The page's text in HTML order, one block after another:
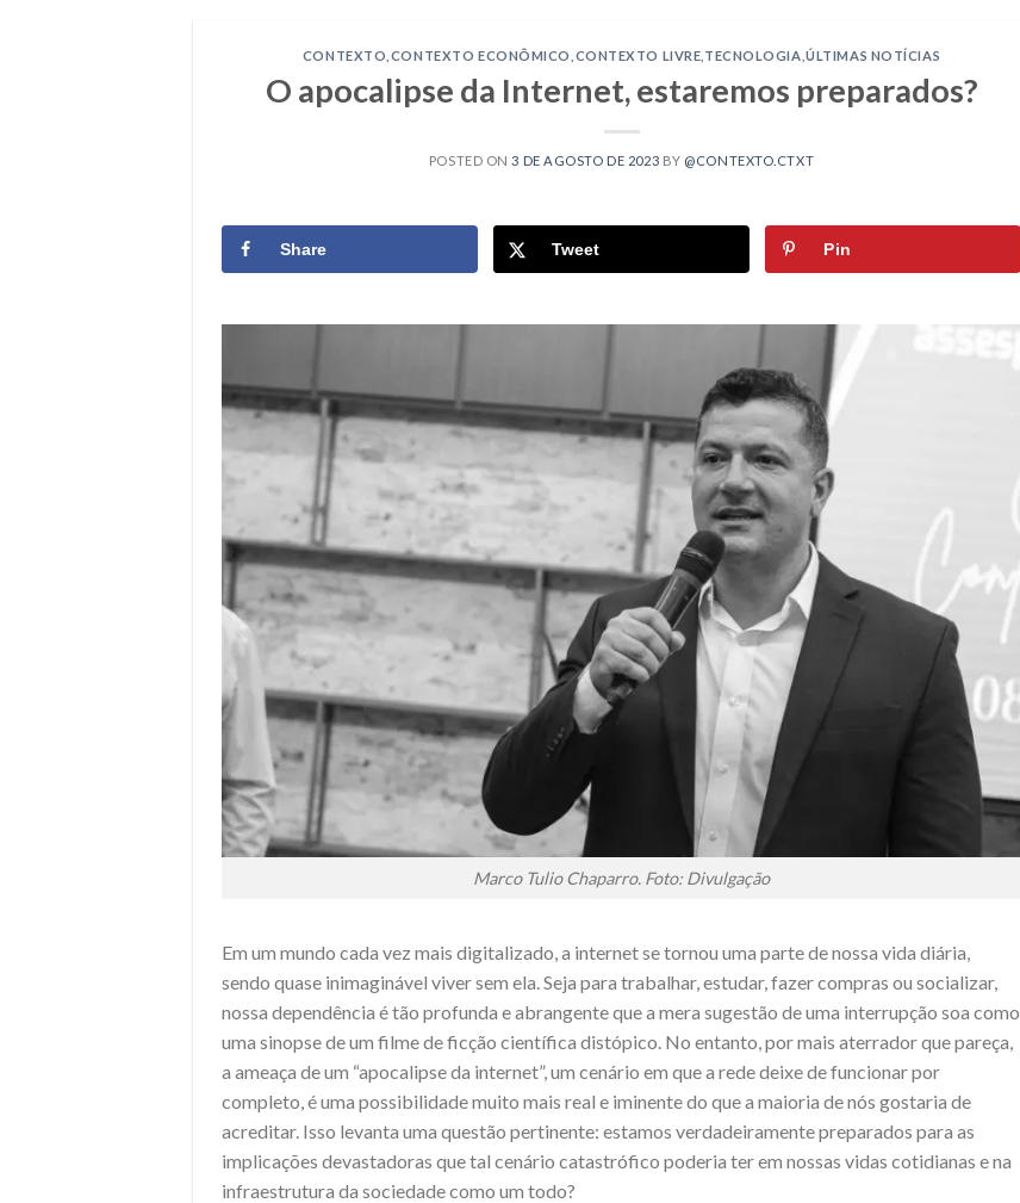
CONTEXTO CONTEXTO ECONÔMICO CONTEXTO LIVRE TECNOLOGIA ,ÚLTIMAS NOTÍCIAS
O apocalipse da Internet, estaremos preparados?
POSTED ON3 DE AGOSTO DE 2023 BY @CONTEXTO.CTXT
Share Tweet Pin
Marco Tulio Chaparro. Foto: Divulgação
Em um mundo cada vez mais digitalizado, a internet se tornou uma parte de nossa vida diária,
sendo quase inimaginável viver sem ela. Seja para trabalhar, estudar, fazer compras ou socializar,
nossa dependência é tão profunda e abrangente que a mera sugestão de uma interrupção soa como
uma sinopse de um filme de ficção científica distópico. No entanto, por mais aterrador que pareça,
a ameaça de um “apocalipse da internet”, um cenário em que a rede deixe de funcionar por
completo, é uma possibilidade muito mais real e iminente do que a maioria de nós gostaria de
acreditar. Isso levanta uma questão pertinente: estamos verdadeiramente preparados para as
implicações devastadoras que tal cenário catastrófico poderia ter em nossas vidas cotidianas e na
infraestrutura da sociedade como um todo?